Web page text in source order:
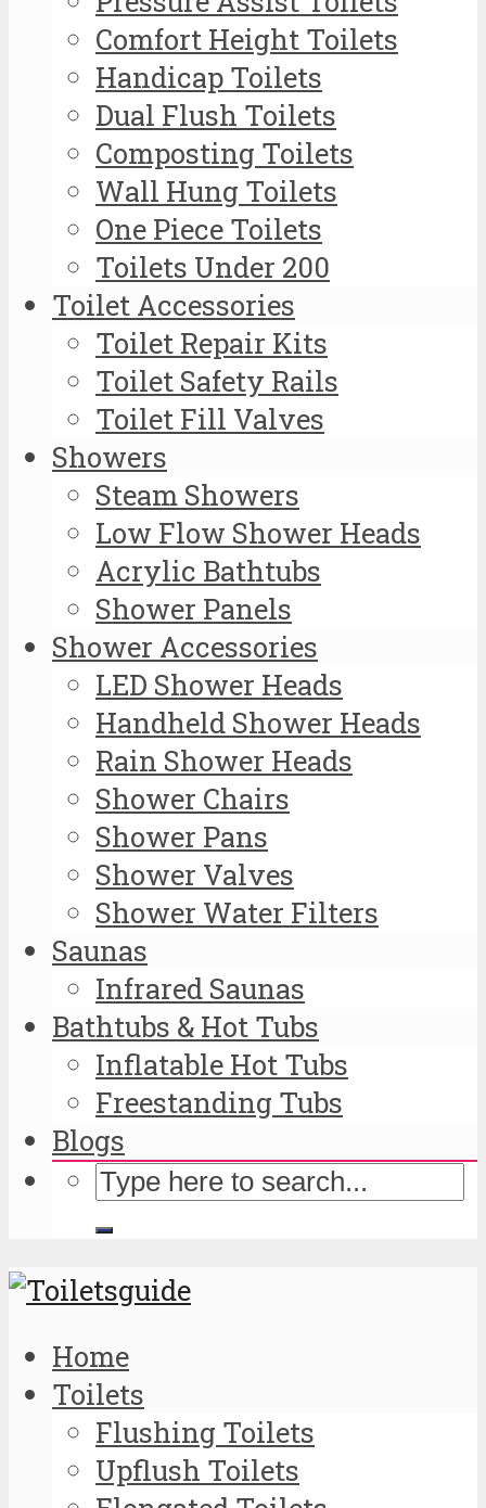
Comfort Height Toilets
Handicap Toilets
Dual Flush Toilets
Composting Toilets
Wall Hung Toilets
One Piece Toilets
Toilets Under 200
Toilet Accessories
Toilet Repair Kits
Toilet Safety Rails
Toilet Fill Valves
Showers
Steam Showers
Low Flow Shower Heads
Acrylic Bathtubs
Shower Panels
Shower Accessories
LED Shower Heads
Handheld Shower Heads
Rain Shower Heads
Shower Chairs
Shower Pans
Shower Valves
Shower Water Filters
Saunas
Infrared Saunas
Bathtubs & Hot Tubs
Inflatable Hot Tubs
Freestanding Tubs
Blogs
Home
Toilets
Flushing Toilets
Upflush Toilets